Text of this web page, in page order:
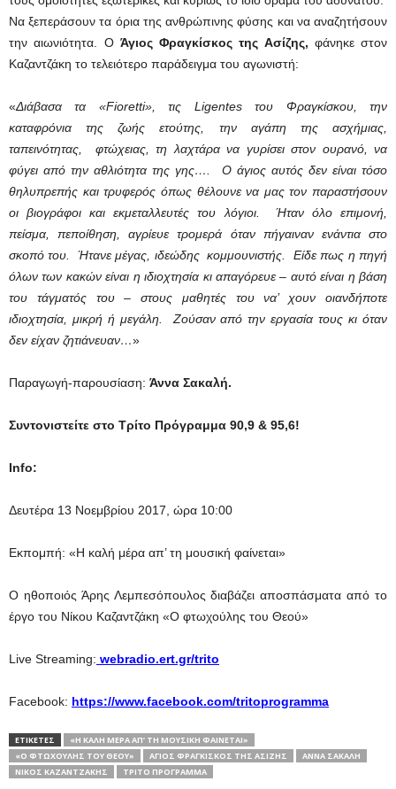
Να ξεπεράσουν τα όρια της ανθρώπινης φύσης και να αναζητήσουν
την αιωνιότητα. Ο Άγιος Φραγκίσκος της Ασίζης, φάνηκε στον
Καζαντζάκη το τελειότερο παράδειγμα του αγωνιστή:
«Διάβασα τα «Fioretti», τις Ligentesτου Φραγκίσκου, την
καταφρόνια της ζωής ετούτης, την αγάπη της ασχήμιας,
ταπεινότητας, φτώχειας, τη λαχτάρα να γυρίσει στον ουρανό, να
φύγει από την αθλιότητα της γης…. Ο άγιος αυτός δεν είναι τόσο
θηλυπρεπής και τρυφερός όπως θέλουνε να μας τον παραστήσουν
οι βιογράφοι και εκμεταλλευτές του λόγιοι. Ήταν όλο επιμονή,
πείσμα, πεποίθηση, αγρίευε τρομερά όταν πήγαιναν ενάντια στο
σκοπό του. Ήτανε μέγας, ιδεώδης κομμουνιστής. Είδε πως η πηγή
όλων των κακών είναι η ιδιοχτησία κι απαγόρευε – αυτό είναι η βάση
του τάγματός του – στους μαθητές του να’ χουν οιανδήποτε
ιδιοχτησία, μικρή ή μεγάλη. Ζούσαν από την εργασία τους κι όταν
δεν είχαν ζητιάνευαν…»
Παραγωγή-παρουσίαση: Άννα Σακαλή.
Συντονιστείτε στο Τρίτο Πρόγραμμα 90,9 & 95,6!
Info:
Δευτέρα 13 Νοεμβρίου 2017, ώρα 10:00
Εκπομπή: «Η καλή μέρα απ’ τη μουσική φαίνεται»
Ο ηθοποιός Άρης Λεμπεσόπουλος διαβάζει αποσπάσματα από το
έργο του Νίκου Καζαντζάκη «Ο φτωχούλης του Θεού»
Live Streaming: webradio.ert.gr/trito
Facebook: https://www.facebook.com/tritoprogramma
ΕΤΙΚΕΤΕΣ
«Η ΚΑΛΉ ΜΈΡΑ ΑΠ’ ΤΗ ΜΟΥΣΙΚΉ ΦΑΊΝΕΤΑΙ»
«Ο ΦΤΩΧΟΎΛΗΣ ΤΟΥ ΘΕΟΎ»
ΆΓΙΟΣ ΦΡΑΓΚΊΣΚΟΣ ΤΗΣ ΑΣΊΖΗΣ
ΆΝΝΑ ΣΑΚΑΛΉ
ΝΊΚΟΣ ΚΑΖΑΝΤΖΆΚΗΣ
ΤΡΊΤΟ ΠΡΌΓΡΑΜΜΑ